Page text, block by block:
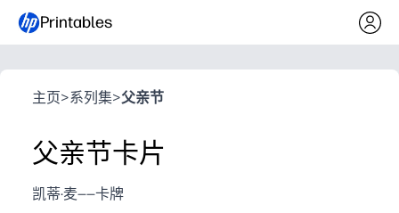
Printables
主页>系列集>父亲节
父亲节卡片
凯蒂·麦——卡牌